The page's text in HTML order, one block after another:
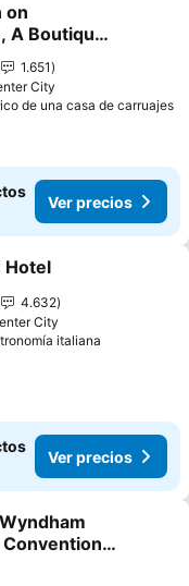
favoritos
on
A Boutique
1.651
City
de una casa de carruajes
Ver precios
favoritos
Hotel
4.632
City
italiana
Ver precios
favoritos
Convention